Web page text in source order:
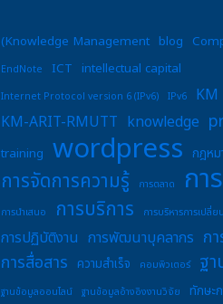
(Knowledge Management blog
EndNote
ICT intellectual capital
Internet Protocol version 6 (IPv6) IPv6
KM
KM-ARIT-RMUTT knowledge
training wordpress กฎหม
การจัดการความรู้ การตลาด กา
การนำเสนอ การบริการ การบริหารการเปลี่
การปฏิบัติงาน การพัฒนาบุคลากร ก
การสื่อสาร ความสำเร็จ คอมพิวเตอร์ ฐ
ฐานข้อมูลออนไลน์ ฐานข้อมูลอ้างอิงงานวิจัย ทักษะ